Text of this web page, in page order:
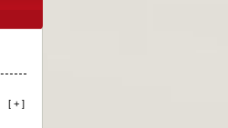
[ + ]